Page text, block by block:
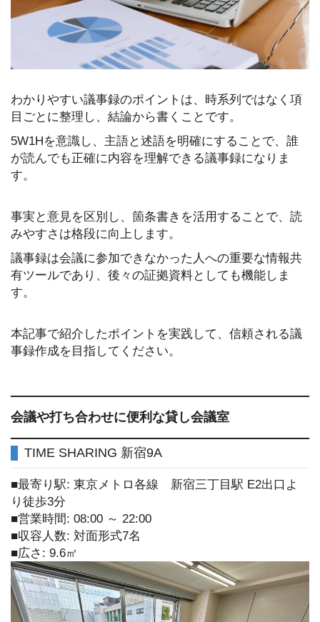
わかりやすい議事録のポイントは、時系列ではなく項
目ごとに整理し、結論から書くことです。
5W1Hを意識し、主語と述語を明確にすることで、誰
が読んでも正確に内容を理解できる議事録になりま
す。
事実と意見を区別し、箇条書きを活用することで、読
みやすさは格段に向上します。
議事録は会議に参加できなかった人への重要な情報共
有ツールであり、後々の証拠資料としても機能しま
す。
本記事で紹介したポイントを実践して、信頼される議
事録作成を目指してください。
会議や打ち合わせに便利な貸し会議室
TIME SHARING 新宿9A
■最寄り駅: 東京メトロ各線 新宿三丁目駅 E2出口よ
り徒歩3分
■営業時間: 08:00 ～ 22:00
■収容人数: 対面形式7名
■広さ: 9.6㎡